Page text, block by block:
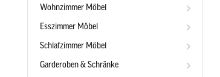
Wohnzimmer Möbel
Esszimmer Möbel
Schlafzimmer Möbel
Garderoben & Schränke